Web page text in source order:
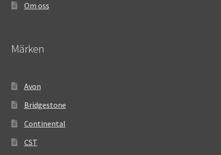
Om oss
Märken
Avon
Bridgestone
Continental
CST